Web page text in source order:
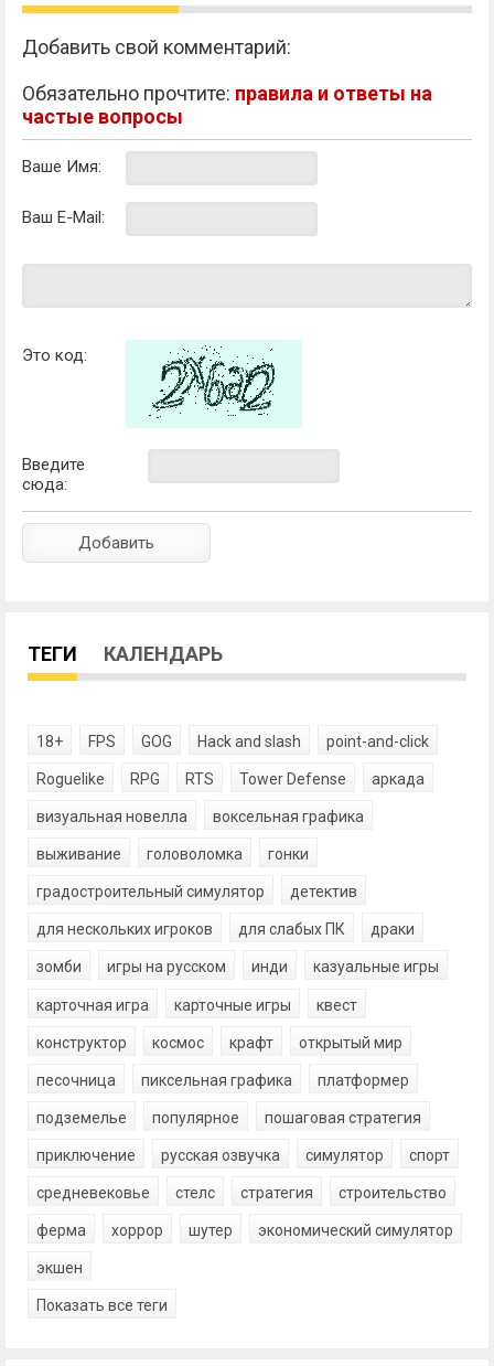
Добавить свой комментарий:
Обязательно прочтите: правила и ответы на
частые вопросы
Ваше Имя:
Ваш E-Mail:
Это код:
Введите
сюда:
ТЕГИ КАЛЕНДАРЬ
18+ FPS GOG Hack and slash point-and-click
Roguelike RPG RTS Tower Defense аркада
визуальная новелла воксельная графика
выживание головоломка гонки
градостроительный симулятор детектив
для нескольких игроков для слабых ПК драки
зомби игры на русском инди казуальные игры
карточная игра карточные игры квест
конструктор космос крафт открытый мир
песочница пиксельная графика платформер
подземелье популярное пошаговая стратегия
приключение русская озвучка симулятор спорт
средневековье стелс стратегия строительство
ферма хоррор шутер экономический симулятор
экшен
Показать все теги